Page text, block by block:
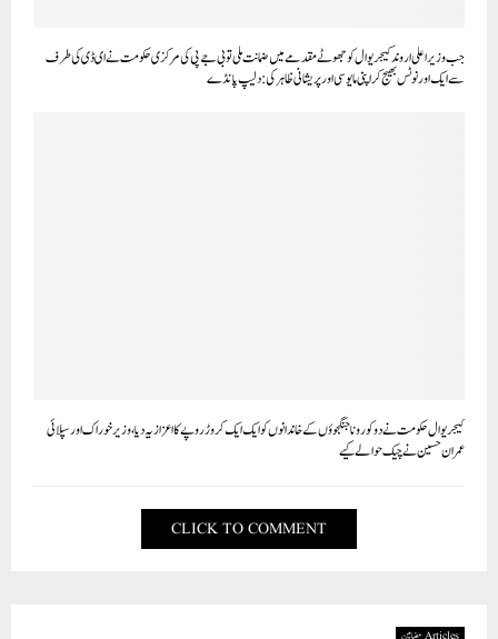
جب وزیر اعلی اروند کیجریوال کو جھوٹے مقدمے میں ضمانت ملی تو بی جے پی کی مرکزی حکومت نے ای ڈی کی طرف
سے ایک اور نوٹس بھیج کر اپنی مایوسی اور پریشانی ظاہر کی: دلیپ پانڈے
کیجریوال حکومت نے دو کورونا جنگجوؤں کے خاندانوں کو ایک ایک کروڑ روپے کا اعزازیہ دیا، وزیر خوراک اور سپلائی
عمران حسین نے چیک حوالے کیے
CLICK TO COMMENT
Articles مضامین